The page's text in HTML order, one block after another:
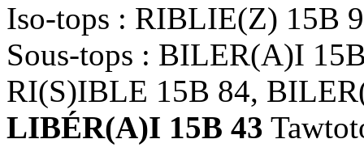
Iso-tops : RIBLIE(Z) 15B
Sous-tops : BILER(A)I
RI(S)IBLE 15B 84,
LIBÉR(A)I 15B 43